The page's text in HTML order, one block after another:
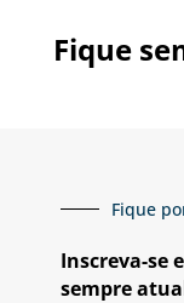
Fique
Fique
Inscreva-se
sempre